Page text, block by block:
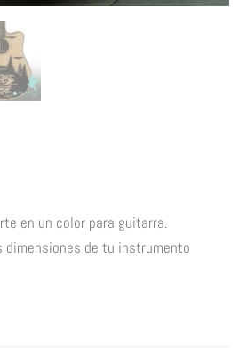
en un color para guitarra.
dimensiones de tu instrumento